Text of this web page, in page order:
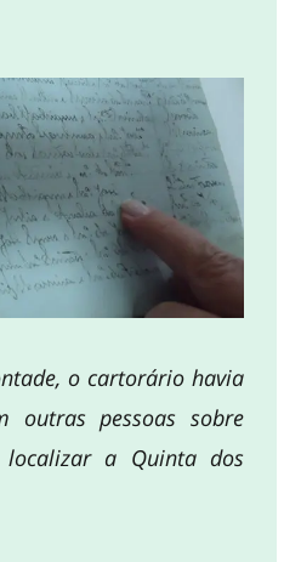
o cartorário havia
outras pessoas sobre
localizar a Quinta dos